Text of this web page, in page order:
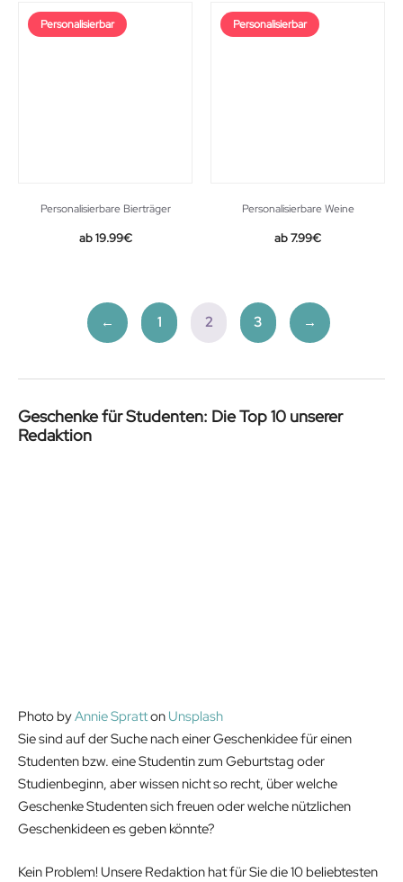
Personalisierbar
Personalisierbare Bierträger
19.99€
Personalisierbar
Personalisierbare Weine
7.99€
← 1 2 3 →
Geschenke für Studenten: Die Top 10 unserer
Redaktion
Photo byAnnie Spratton Unsplash
Sie sind auf der Suche nach einer Geschenkidee für einen
Studenten bzw. eine Studentin zum Geburtstag oder
Studienbeginn, aber wissen nicht so recht, über welche
Geschenke Studenten sich freuen oder welche nützlichen
Geschenkideen es geben könnte?
Kein Problem! Unsere Redaktion hat für Sie die 10 beliebtesten